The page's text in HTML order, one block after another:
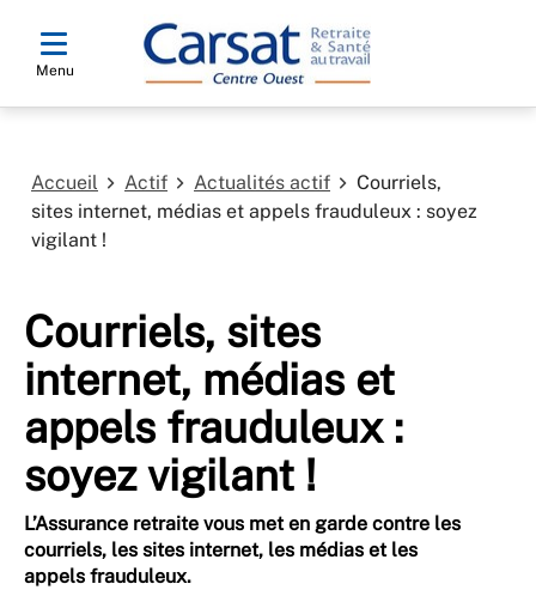
Menu
Accueil Actif Actualités actif
Courriels,
sites internet, médias et appels frauduleux : soyez
vigilant !
Courriels, sites
internet, médias et
appels frauduleux :
soyez vigilant !
L’Assurance retraite vous met en garde contre les
courriels, les sites internet, les médias et les
appels frauduleux.